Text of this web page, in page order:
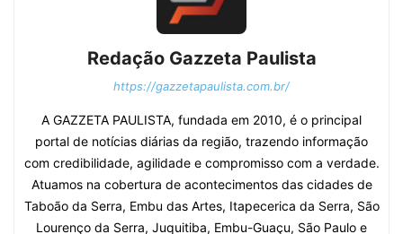
Redação Gazzeta Paulista
https://gazzetapaulista.com.br/
A GAZZETA PAULISTA, fundada em 2010, é o principal
portal de notícias diárias da região, trazendo informação
com credibilidade, agilidade e compromisso com a verdade.
Atuamos na cobertura de acontecimentos das cidades de
Taboão da Serra, Embu das Artes, Itapecerica da Serra, São
Lourenço da Serra, Juquitiba, Embu-Guaçu, São Paulo e